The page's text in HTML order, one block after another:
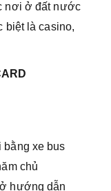
nơi ở đất nước
biệt là casino,
xe bus
chủ
hướng dẫn